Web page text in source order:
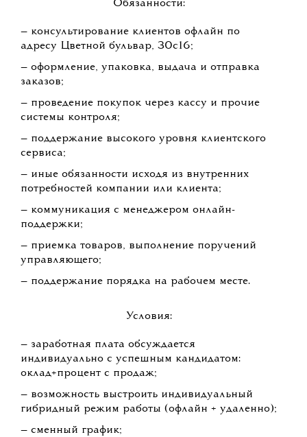
Обязанности:
— консультирование клиентов офлайн по
адресу Цветной бульвар, 30с16;
— оформление, упаковка, выдача и отправка
заказов;
— проведение покупок через кассу и прочие
системы контроля;
— поддержание высокого уровня клиентского
сервиса;
— иные обязанности исходя из внутренних
потребностей компании или клиента;
— коммуникация с менеджером онлайн-
поддержки;
— приемка товаров, выполнение поручений
управляющего;
— поддержание порядка на рабочем месте.
Условия:
— заработная плата обсуждается
индивидуально с успешным кандидатом:
оклад+процент с продаж;
— возможность выстроить индивидуальный
гибридный режим работы (офлайн + удаленно);
— сменный график;